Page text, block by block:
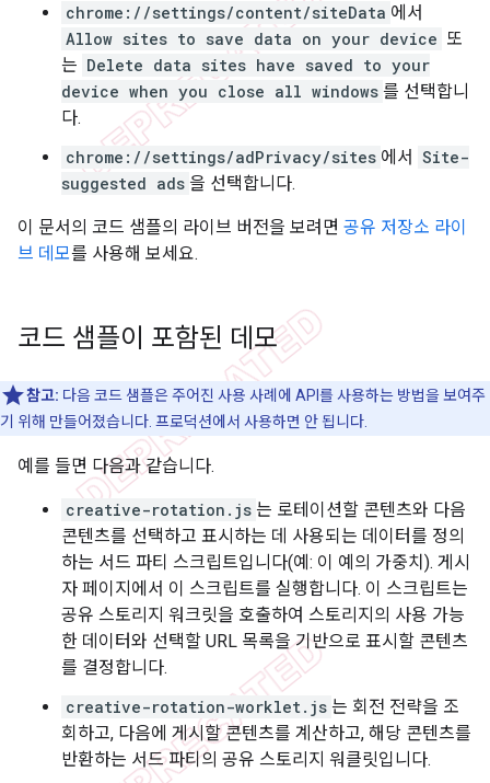
chrome://settings/content/siteData 에서
Allow sites to save data on your device 또
는 Delete data sites have saved to your
device when you close all windows 를 선택합니
다.
chrome://settings/adPrivacy/sites 에서 Site-
suggested ads 을 선택합니다.
이 문서의 코드 샘플의 라이브 버전을 보려면 공유 저장소 라이
브 데모를 사용해 보세요.
코드 샘플이 포함된 데모
참고: 다음 코드 샘플은 주어진 사용 사례에 API를 사용하는 방법을 보여주
기 위해 만들어졌습니다. 프로덕션에서 사용하면 안 됩니다.
예를 들면 다음과 같습니다.
creative-rotation.js 는 로테이션할 콘텐츠와 다음
콘텐츠를 선택하고 표시하는 데 사용되는 데이터를 정의
하는 서드 파티 스크립트입니다(예: 이 예의 가중치). 게시
자 페이지에서 이 스크립트를 실행합니다. 이 스크립트는
공유 스토리지 워크릿을 호출하여 스토리지의 사용 가능
한 데이터와 선택할 URL 목록을 기반으로 표시할 콘텐츠
를 결정합니다.
creative-rotation-worklet.js 는 회전 전략을 조
회하고, 다음에 게시할 콘텐츠를 계산하고, 해당 콘텐츠를
반환하는 서드 파티의 공유 스토리지 워클릿입니다.